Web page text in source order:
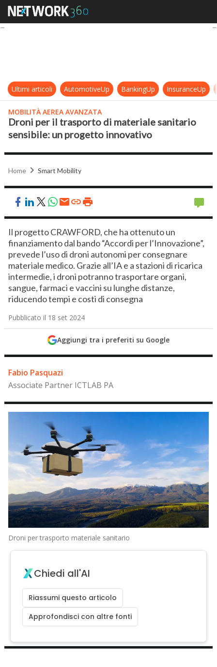
Droni per il trasporto di materiale
Ultimi articoli AutomotiveUp BankingUp InsuranceUp
MOBILITÀ AEREA AVANZATA
Droni per il trasporto di materiale sanitario
sensibile: un progetto innovativo
Home Smart Mobility
Il progetto CRAWFORD, che ha ottenuto un
finanziamento dal bando “Accordi per l’Innovazione”,
prevede l’uso di droni autonomi per consegnare
materiale medico. Grazie all’IA e a stazioni di ricarica
intermedie, i droni potranno trasportare organi,
sangue, farmaci e vaccini su lunghe distanze,
riducendo tempi e costi di consegna
Pubblicato il 18 set 2024
Aggiungi tra i preferiti su Google
Fabio Pasquazi
Associate Partner ICTLAB PA
Droni per trasporto materiale sanitario
Chiedi all'AI
Riassumi questo articolo
Approfondisci con altre fonti